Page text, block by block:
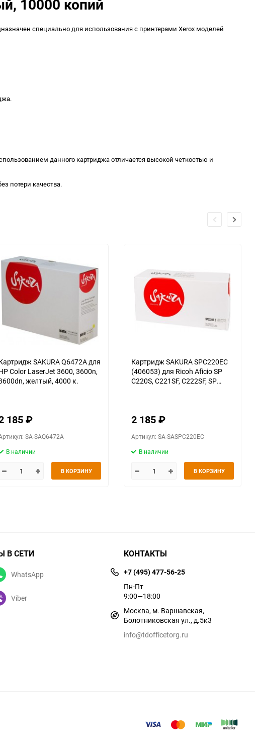
10000 копий
специально для использования с принтерами Xerox моделей
данного картриджа отличается высокой четкостью и
потери качества.
SAKURA Q6472A для
Color LaserJet 3600, 3600n,
желтый, 4000 к.
185₽
SA-SAQ6472A
В наличии
В КОРЗИНУ
Картридж SAKURA SPC220EC
(406053) для Ricoh Aficio SP
C220S, C221SF, C222SF, SP
2 185₽
Артикул: SA-SASPC220EC
В наличии
В КОРЗИНУ
В СЕТИ
WhatsApp
Viber
КОНТАКТЫ
+7 (495) 477-56-25
Пн-Пт
9:00—18:00
Москва, м. Варшавская,
Болотниковская ул., д.5к3
info@tdofficetorg.ru